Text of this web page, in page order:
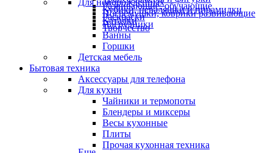
Кубики, неваляшки и пирамидки
Каталки
Развивающие, обучающие
Раскраски
Творчество
Для новорожденных
Погремушки, коврики развивающие
Нагрудники
Ванны
Горшки
Детская мебель
Бытовая техника
Аксессуары для телефона
Для кухни
Чайники и термопоты
Блендеры и миксеры
Весы кухонные
Плиты
Прочая кухонная техника